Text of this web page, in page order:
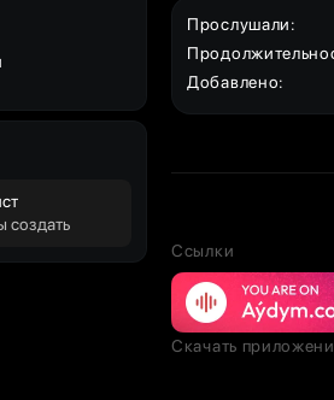
создать
Прослушали:
Добавлено:
Ссылки
Скачать